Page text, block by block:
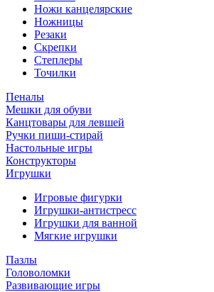
Ножи канцелярские
Ножницы
Резаки
Скрепки
Степлеры
Точилки
Пеналы
Мешки для обуви
Канцтовары для левшей
Ручки пиши-стирай
Настольные игры
Конструкторы
Игрушки
Игровые фигурки
Игрушки-антистресс
Игрушки для ванной
Мягкие игрушки
Пазлы
Головоломки
Развивающие игры